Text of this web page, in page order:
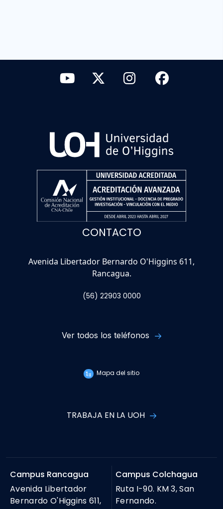
CONTACTO
Avenida Libertador Bernardo O'Higgins 611,
Rancagua.
(56) 22903 0000
Ver todos los teléfonos
Mapa del sitio
TRABAJA EN LA UOH
Campus Rancagua
Avenida Libertador
Bernardo O'Higgins 611,
Campus Colchagua
Ruta I-90. KM 3, San
Fernando.